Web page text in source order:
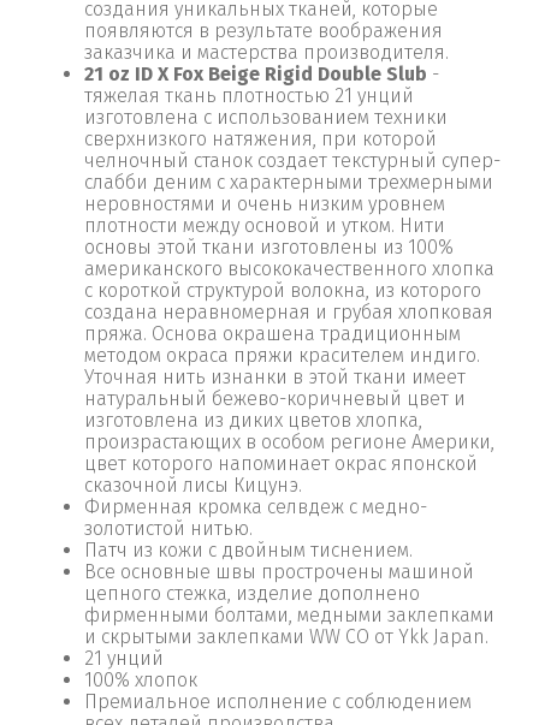
создания уникальных тканей, которые
появляются в результате воображения
заказчика и мастерства производителя.
21 oz ID X Fox Beige Rigid Double Slub -
тяжелая ткань плотностью 21 унций
изготовлена ​​с использованием техники
сверхнизкого натяжения, при которой
челночный станок создает текстурный супер-
слабби деним с характерными трехмерными
неровностями и очень низким уровнем
плотности между основой и утком. Нити
основы этой ткани изготовлены из 100%
американского высококачественного хлопка
с короткой структурой волокна, из которого
создана неравномерная и грубая хлопковая
пряжа. Основа окрашена традиционным
методом окраса пряжи красителем индиго.
Уточная нить изнанки в этой ткани имеет
натуральный бежево-коричневый цвет и
изготовлена ​​из диких цветов хлопка,
произрастающих в особом регионе Америки,
цвет которого напоминает окрас японской
сказочной лисы Кицунэ.
Фирменная кромка селвдеж с медно-
золотистой нитью.
Патч из кожи с двойным тиснением.
Все основные швы прострочены машиной
цепного стежка, изделие дополнено
фирменными болтами, медными заклепками
и скрытыми заклепками WW CO от Ykk Japan.
21 унций
100% хлопок
Премиальное исполнение с соблюдением